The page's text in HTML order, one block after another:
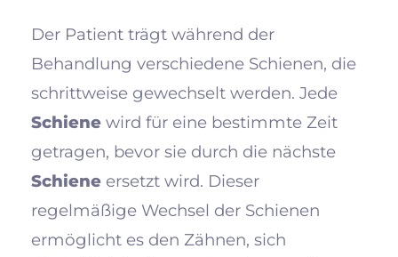
Der Patient trägt während der
Behandlung verschiedene Schienen, die
schrittweise gewechselt werden. Jede
Schiene wird für eine bestimmte Zeit
getragen, bevor sie durch die nächste
Schiene ersetzt wird. Dieser
regelmäßige Wechsel der Schienen
ermöglicht es den Zähnen, sich